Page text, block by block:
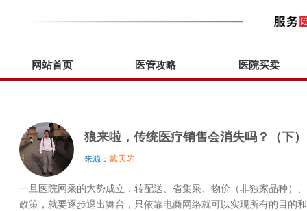
网站首页 医管攻略 医院买卖
狼来啦，传统医疗销售会消失吗？（下）
来源： 戴天岩
一旦医院网采的大势成立，转配送、省集采、物价（非独家品种）
政策，就要逐步退出舞台，只依靠电商网络就可以实现所有的目的